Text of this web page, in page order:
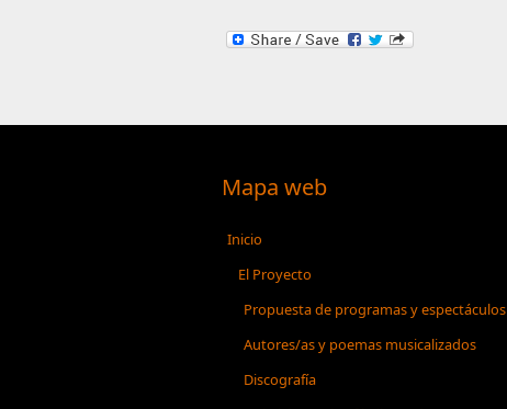
Mapa web
Inicio
El Proyecto
Propuesta de programas y espectáculos
Autores/as y poemas musicalizados
Discografía